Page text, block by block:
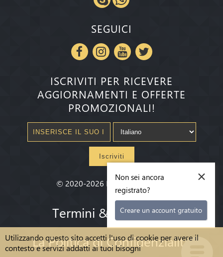
Utilizzando questo sito accetti l'uso di cookie per avere il
contesto e servizi addatti ai tuoi bisogni
SEGUICI
ISCRIVITI PER RICEVERE
AGGIORNAMENTI E OFFERTE
PROMOZIONALI!
Iscriviti
© 2020-2026 Millenium State®
Termini & condizioni
La Politica di Confidenzialità
×
Non sei ancora
registrato?
Creare un account gratuito